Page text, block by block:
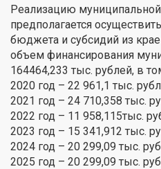
Реализацию
предполагается
бюджета и субсидий из
объем финансирования
164464,233 тыс. рублей, в
2020 год – 22 961,1 тыс.
2021 год – 24 710,358 тыс.
2022 год – 11 958,115тыс.
2023 год – 15 341,912 тыс.
2024 год – 20 299,09 тыс.
2025 год – 20 299,09 тыс.